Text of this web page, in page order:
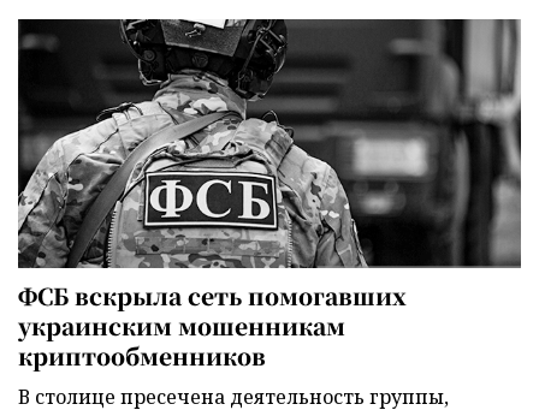
ФСБ вскрыла сеть помогавших
украинским мошенникам
криптообменников
В столице пресечена деятельность группы,